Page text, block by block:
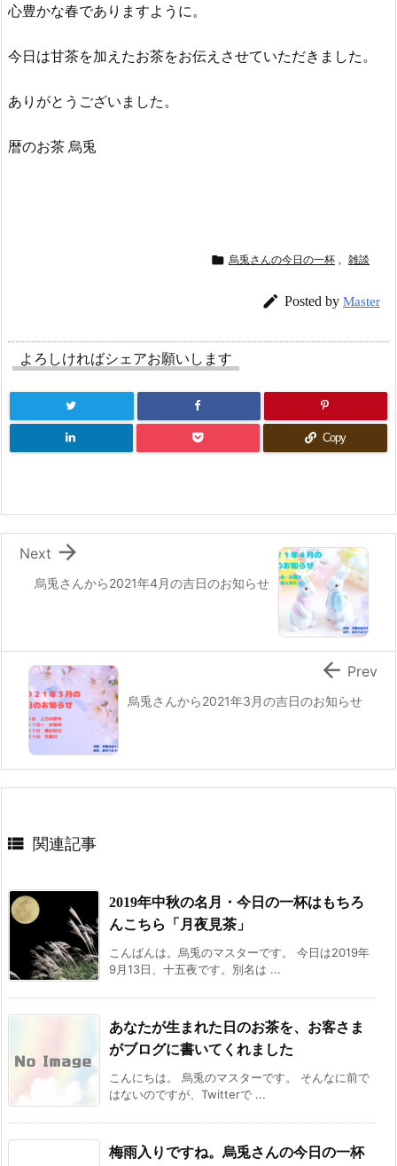
心豊かな春でありますように。
今日は甘茶を加えたお茶をお伝えさせていただきました。
ありがとうございました。
暦のお茶 烏兎
 烏兎さんの今日の一杯 , 雑談
 Posted by Master
よろしければシェアお願いします
Copy
烏兎さんから2021年4月の吉日のお知らせ

Next
烏兎さんから2021年3月の吉日のお知らせ
 Prev
 関連記事
2019年中秋の名月・今日の一杯はもちろ
んこちら「月夜見茶」
こんばんは。烏兎のマスターです。 今日は2019年
9月13日、十五夜です。別名は ...
あなたが生まれた日のお茶を、お客さま
がブログに書いてくれました
こんにちは。 烏兎のマスターです。 そんなに前で
はないのですが、Twitterで ...
梅雨入りですね。烏兎さんの今日の一杯